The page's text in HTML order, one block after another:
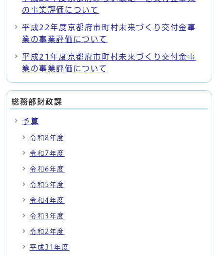
の事業評価について
平成22年度京都府市町村未来づくり交付金事
業の事業評価について
平成21年度京都府市町村未来づくり交付金事
業の事業評価について
総務部財政課
予算
令和8年度
令和7年度
令和6年度
令和5年度
令和4年度
令和3年度
令和2年度
平成31年度